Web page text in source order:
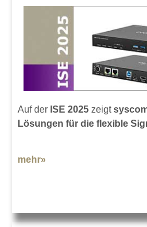
Auf der ISE 2025 zeigt
Lösungen für die flexible
mehr»